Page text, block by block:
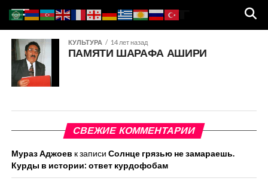
КУЛЬТУРА 14 лет назад
ПАМЯТИ ШАРАФА АШИРИ
СВЕЖИЕ КОММЕНТАРИИ
Мураз Аджоев к записи Солнце грязью не замараешь.
Курды в истории: ответ курдофобам